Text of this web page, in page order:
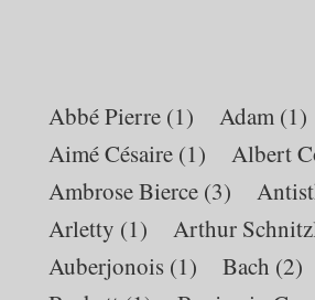
Abbé Pierre (1) Adam (1)
Aimé Césaire (1) Albert
Ambrose Bierce (3)
Arletty (1) Arthur
Auberjonois (1) Bach (2)